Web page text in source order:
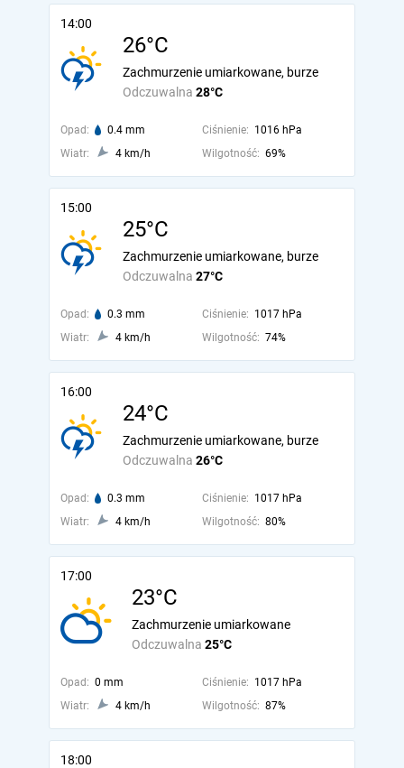
14:00
26°C
Odczuwalna 28°C
Zachmurzenie umiarkowane, burze
Opad: 0.4 mm Ciśnienie: 1016 hPa
Wiatr:
4 km/h Wilgotność: 69%
15:00
25°C
Odczuwalna 27°C
Zachmurzenie umiarkowane, burze
Opad: 0.3 mm Ciśnienie: 1017 hPa
Wiatr:
4 km/h Wilgotność: 74%
16:00
24°C
Odczuwalna 26°C
Zachmurzenie umiarkowane, burze
Opad: 0.3 mm Ciśnienie: 1017 hPa
Wiatr:
4 km/h Wilgotność: 80%
17:00
23°C
Odczuwalna 25°C
Zachmurzenie umiarkowane
Opad: 0 mm Ciśnienie: 1017 hPa
Wiatr:
4 km/h Wilgotność: 87%
18:00